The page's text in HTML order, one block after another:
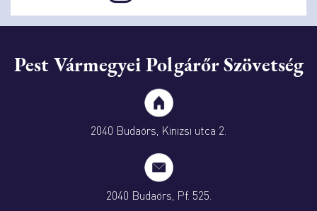
Pest Vármegyei Polgárőr Szövetség
2040 Budaörs, Kinizsi utca 2.
2040 Budaörs, Pf. 525.